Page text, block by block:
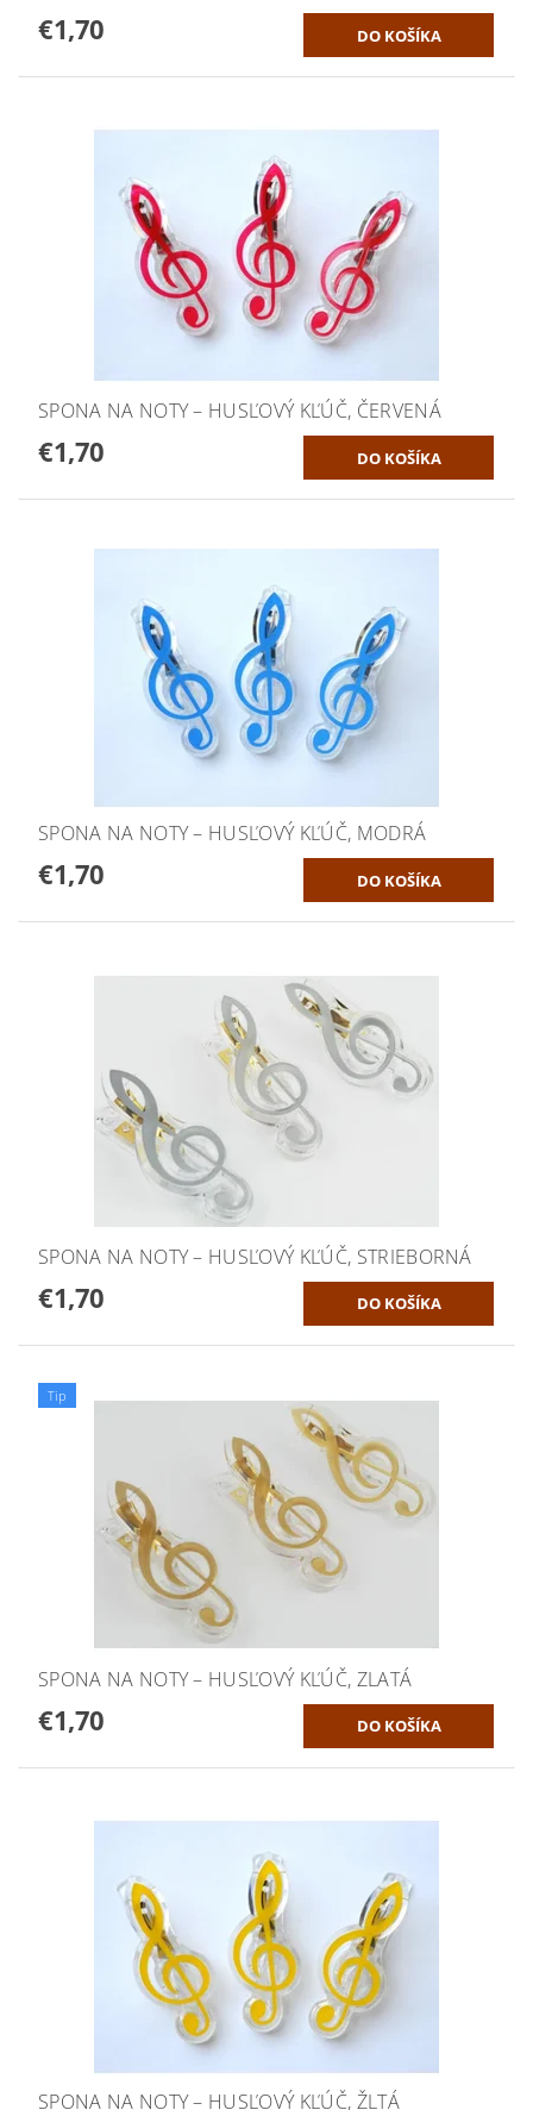
€1,70
SPONA NA NOTY – HUSĽOVÝ KĽÚČ, ČERVENÁ
€1,70
SPONA NA NOTY – HUSĽOVÝ KĽÚČ, MODRÁ
€1,70
SPONA NA NOTY – HUSĽOVÝ KĽÚČ, STRIEBORNÁ
€1,70
Tip
SPONA NA NOTY – HUSĽOVÝ KĽÚČ, ZLATÁ
€1,70
SPONA NA NOTY – HUSĽOVÝ KĽÚČ, ŽLTÁ